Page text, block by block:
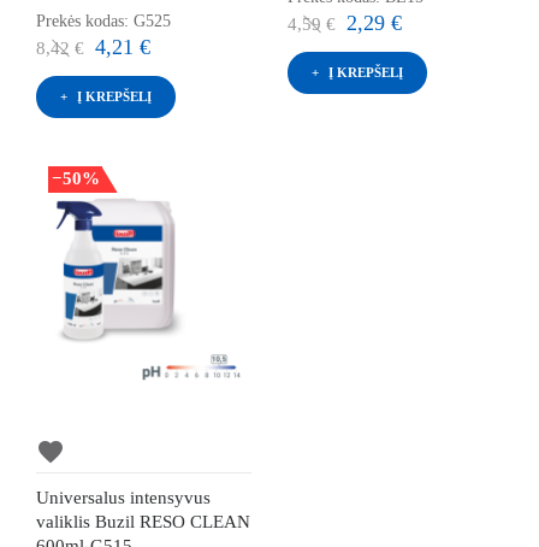
Prekės kodas: G525
8,42 € 4,21 €
Į KREPŠELĮ
4,59 € 2,29 €
Į KREPŠELĮ
−50%
favorite
Universalus intensyvus
valiklis Buzil RESO CLEAN